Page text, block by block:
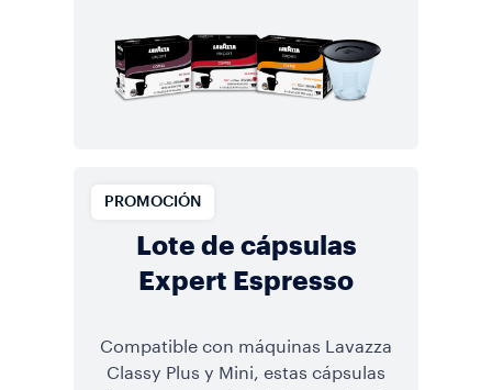
Lote de cápsulas
Expert Espresso
PROMOCIÓN
Compatible con máquinas Lavazza
Classy Plus y Mini, estas cápsulas